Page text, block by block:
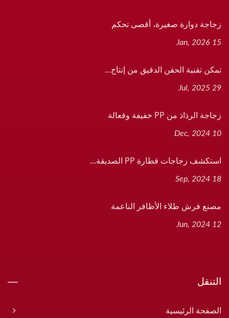
زجاجة دوارة صغيرة، أقصى تحكم
15 Jan, 2026
تمكن تقنية الحقن الدقيق من إنتاج...
29 Jul, 2025
زجاجة الرذاذ من PP خفيفة وفعالة
10 Dec, 2024
استكشف زجاجات قطارة PP الصديقة...
18 Sep, 2024
مصنع فرش طلاء الأظافر الناعمة
12 Jun, 2024
التنقل
الصفحة الرئيسية